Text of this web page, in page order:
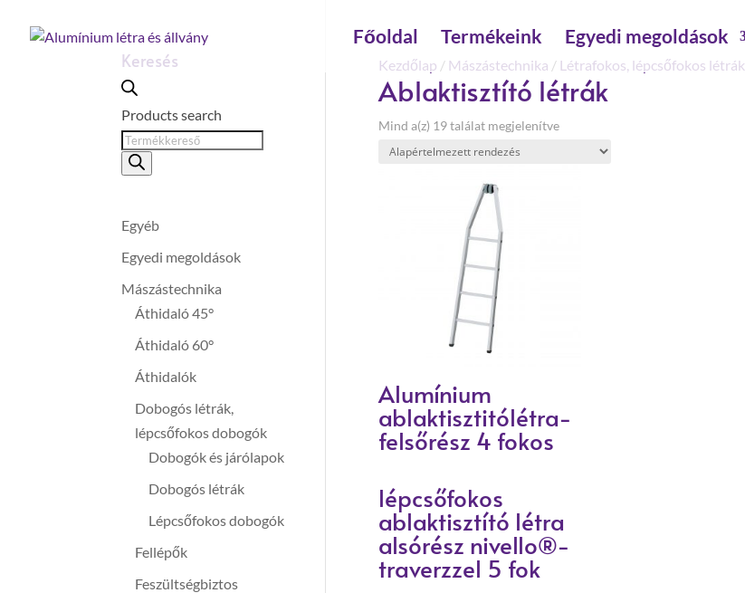
Főoldal Termékeink Egyedi megoldások
Kezdőlap / Mászástechnika / Létrafokos, lépcsőfokos létrák
Ablaktisztító létrák
Mind a(z) 19 találat megjelenítve
Alumínium
ablaktisztitólétra-
felsőrész 4 fokos
lépcsőfokos
ablaktisztító létra
alsórész nivello®-
traverzzel 5 fok
Keresés
Products search
Egyéb
Egyedi megoldások
Mászástechnika
Áthidaló 45°
Áthidaló 60°
Áthidalók
Dobogós létrák,
lépcsőfokos dobogók
Dobogók és járólapok
Dobogós létrák
Lépcsőfokos dobogók
Fellépők
Feszültségbiztos